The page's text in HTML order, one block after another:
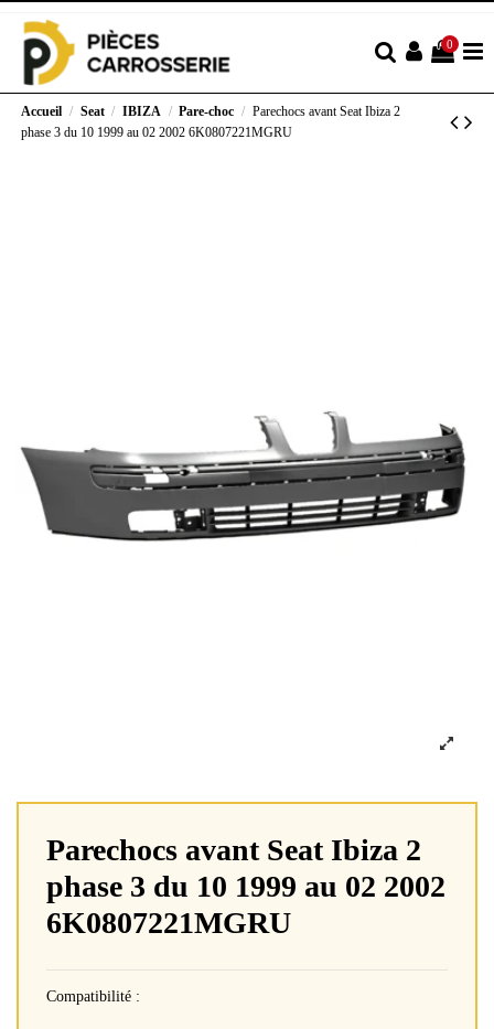
0
Accueil Seat IBIZA Pare-choc
Parechocs avant Seat Ibiza 2
phase 3 du 10 1999 au 02 2002 6K0807221MGRU
Parechocs avant Seat Ibiza 2
phase 3 du 10 1999 au 02 2002
6K0807221MGRU
Compatibilité :